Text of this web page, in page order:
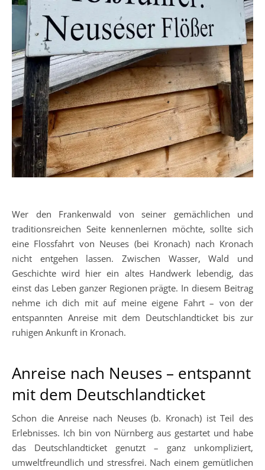
Wer den Frankenwald von seiner gemächlichen und
traditionsreichen Seite kennenlernen möchte, sollte sich
eine Flossfahrt von Neuses (bei Kronach) nach Kronach
nicht entgehen lassen. Zwischen Wasser, Wald und
Geschichte wird hier ein altes Handwerk lebendig, das
einst das Leben ganzer Regionen prägte. In diesem Beitrag
nehme ich dich mit auf meine eigene Fahrt – von der
entspannten Anreise mit dem Deutschlandticket bis zur
ruhigen Ankunft in Kronach.
Anreise nach Neuses – entspannt
mit dem Deutschlandticket
Schon die Anreise nach Neuses (b. Kronach) ist Teil des
Erlebnisses. Ich bin von Nürnberg aus gestartet und habe
das Deutschlandticket genutzt – ganz unkompliziert,
umweltfreundlich und stressfrei. Nach einem gemütlichen